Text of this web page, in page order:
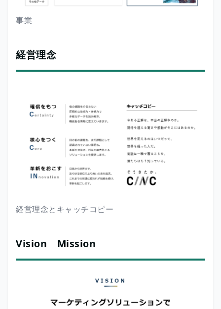
事業
経営理念
経営理念とキャッチコピー
Vision Mission